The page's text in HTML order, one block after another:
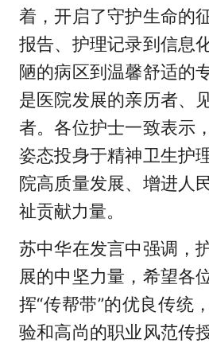
着，开启了守护生命的
报告、护理记录到信息
陋的病区到温馨舒适的
是医院发展的亲历者、
者。各位护士一致表示
姿态投身于精神卫生护
院高质量发展、增进人
祉贡献力量。
苏中华在发言中强调，
展的中坚力量，希望各
挥“传帮带”的优良传统
验和高尚的职业风范传